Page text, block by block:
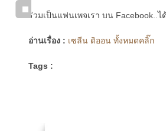
ร่วมเป็นแฟนเพจเรา บน Facebook..ไ
อ่านเรื่อง : เซลีน ดิออน ทั้งหมดคลิ๊ก
Tags :